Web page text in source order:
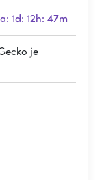
1d: 12h: 47m
je